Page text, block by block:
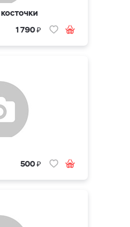
1 790₽
500₽